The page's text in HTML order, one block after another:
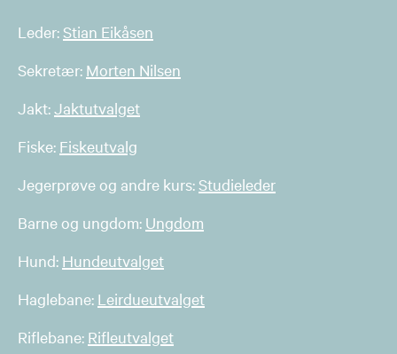
Leder:Stian Eikåsen
Sekretær: Morten Nilsen
Jakt:Jaktutvalget
Fiske: Fiskeutvalg
Jegerprøve og andre kurs:Studieleder
Barne og ungdom: Ungdom
Hund: Hundeutvalget
Haglebane: Leirdueutvalget
Riflebane: Rifleutvalget